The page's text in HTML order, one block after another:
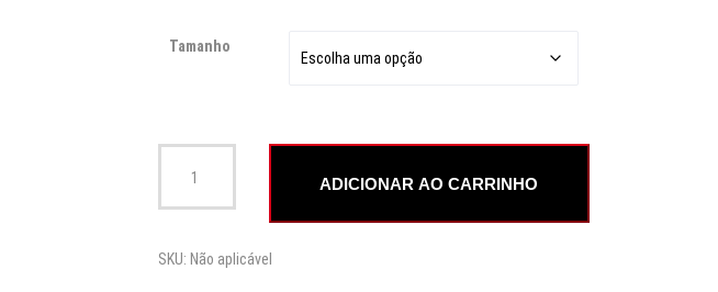
Tamanho
ADICIONAR AO CARRINHO
SKU: Não aplicável